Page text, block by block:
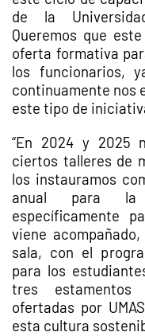
de la
Queremos que
oferta formativa
los funcionarios,
continuamente nos
este tipo de
“En 2024 y 2025
ciertos talleres de
los instauramos
anual para la
específicamente
viene
sala, con el
para los
tres estamentos
ofertadas por
esta cultura